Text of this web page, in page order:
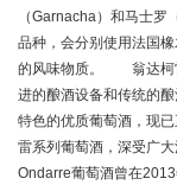
（Garnacha）和马士
品种，会分别使用法国
的风味物质。 翁达柯
进的酿酒设备和传统的
特色的优质葡萄酒，现
雷系列葡萄酒，深受广
Ondarre葡萄酒曾在